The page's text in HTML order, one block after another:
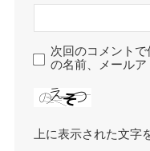
次回のコメント
の名前、メールア
上に表示された文字